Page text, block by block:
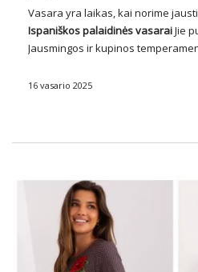
Vasara yra laikas, kai norime
IspaniškospalaidinėsvasaraiJie
Jausmingos ir kupinos
žavesio ir elegancijos mūsų
16 vasario 2025